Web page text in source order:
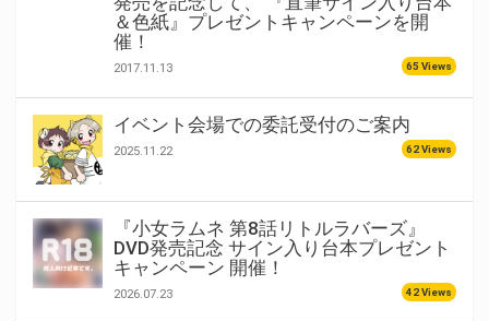
＆色紙』プレゼントキャンペーンを開
催！
2017.11.13 65 Views
イベント会場での委託受付のご案内
2025.11.22 62 Views
『小女ラムネ 第8話リトルラバーズ』
DVD発売記念 サイン入り台本プレゼント
キャンペーン 開催！
2026.07.23 42 Views